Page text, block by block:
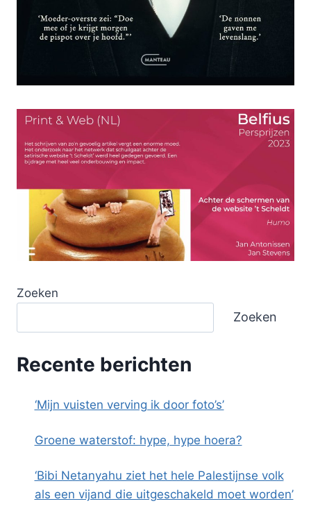
Zoeken
Zoeken
Recente berichten
‘Mijn vuisten verving ik door foto’s’
Groene waterstof: hype, hype hoera?
‘Bibi Netanyahu ziet het hele Palestijnse volk
als een vijand die uitgeschakeld moet worden’